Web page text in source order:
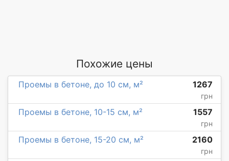
Похожие цены
Проемы в бетоне, до 10 см, м² 1267
грн
Проемы в бетоне, 10-15 см, м² 1557
грн
Проемы в бетоне, 15-20 см, м² 2160
грн